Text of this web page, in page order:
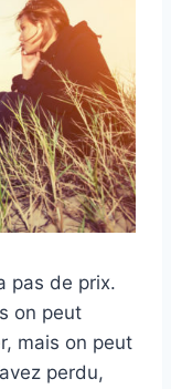
pas de prix.
on peut
mais on peut
perdu,